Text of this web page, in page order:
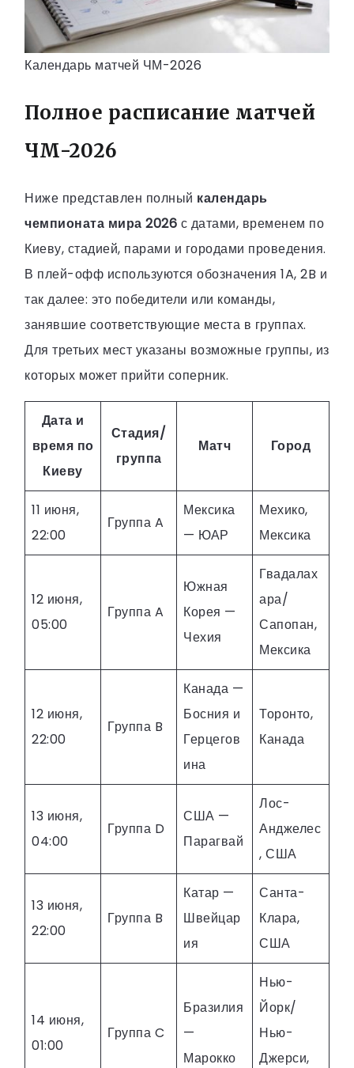
Календарь матчей ЧМ-2026
Полное расписание матчей
ЧМ-2026
Ниже представлен полный календарь
чемпионата мира 2026 с датами, временем по
Киеву, стадией, парами и городами проведения.
В плей-офф используются обозначения 1A, 2B и
так далее: это победители или команды,
занявшие соответствующие места в группах.
Для третьих мест указаны возможные группы, из
которых может прийти соперник.
Дата и
время по
Киеву
Стадия/
группа
Матч Город
11 июня,
22:00
Группа A
Мексика
— ЮАР
Мехико,
Мексика
12 июня,
05:00
Группа A
Южная
Корея —
Чехия
Гвадалах
ара/
Сапопан,
Мексика
12 июня,
22:00
Группа B
Канада —
Босния и
Герцегов
ина
Торонто,
Канада
13 июня,
04:00
Группа D
США —
Парагвай
Лос-
Анджелес
, США
13 июня,
22:00
Группа B
Катар —
Швейцар
ия
Санта-
Клара,
США
14 июня,
01:00
Группа C
Бразилия
—
Марокко
Нью-
Йорк/
Нью-
Джерси,